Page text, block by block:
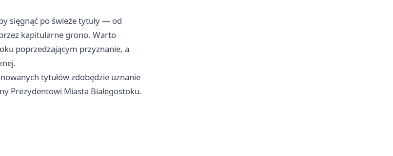
sięgnąć po świeże tytuły — od
kapitularne grono. Warto
poprzedzającym przyznanie, a
tytułów zdobędzie uznanie
Prezydentowi Miasta Białegostoku.